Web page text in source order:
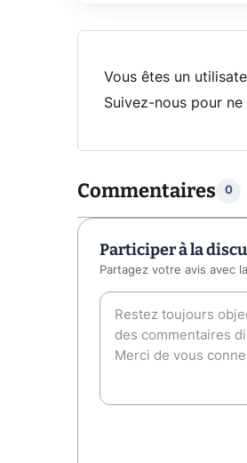
Vous êtes un
Suivez-nous pour
Commentaires 0
Participer à la
Partagez votre avis avec